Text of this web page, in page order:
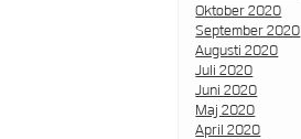
Oktober 2020
September 2020
Augusti 2020
Juli 2020
Juni 2020
Maj 2020
April 2020